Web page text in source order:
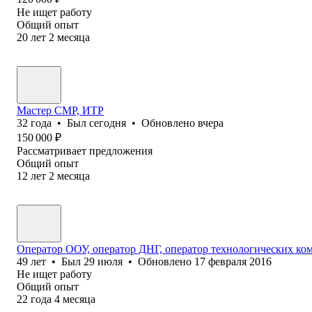
Не ищет работу
Общий опыт
20 лет 2 месяца
Мастер СМР, ИТР
32 года • Был сегодня • Обновлено вчера
150 000 ₽
Рассматривает предложения
Общий опыт
12 лет 2 месяца
Оператор ООУ, оператор ДНГ, оператор технологических
49 лет • Был 29 июля • Обновлено 17 февраля 2016
Не ищет работу
Общий опыт
22 года 4 месяца